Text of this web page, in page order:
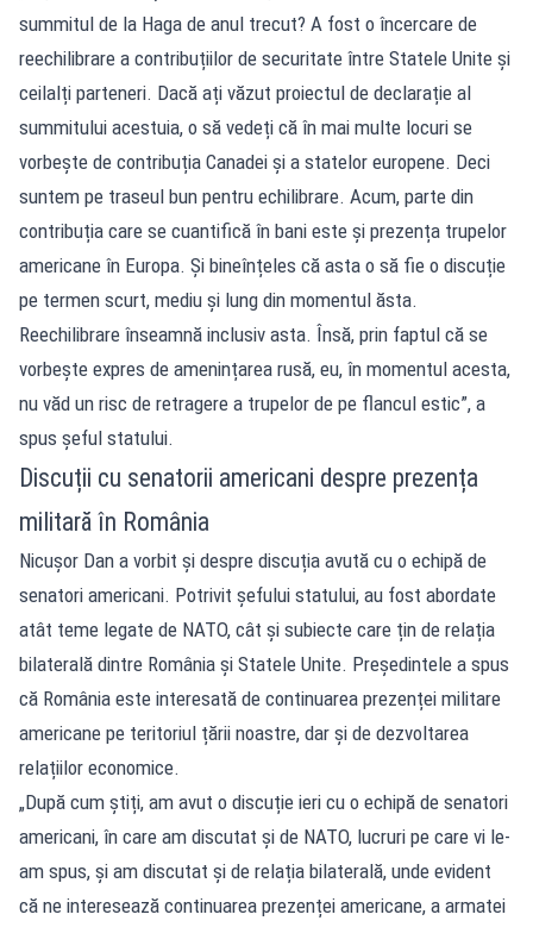
summitul de la Haga de anul trecut? A fost o încercare de
reechilibrare a contribuțiilor de securitate între Statele Unite și
ceilalți parteneri. Dacă ați văzut proiectul de declarație al
summitului acestuia, o să vedeți că în mai multe locuri se
vorbește de contribuția Canadei și a statelor europene. Deci
suntem pe traseul bun pentru echilibrare. Acum, parte din
contribuția care se cuantifică în bani este și prezența trupelor
americane în Europa. Și bineînțeles că asta o să fie o discuție
pe termen scurt, mediu și lung din momentul ăsta.
Reechilibrare înseamnă inclusiv asta. Însă, prin faptul că se
vorbește expres de amenințarea rusă, eu, în momentul acesta,
nu văd un risc de retragere a trupelor de pe flancul estic”, a
spus șeful statului.
Discuții cu senatorii americani despre prezența
militară în România
Nicușor Dan a vorbit și despre discuția avută cu o echipă de
senatori americani. Potrivit șefului statului, au fost abordate
atât teme legate de NATO, cât și subiecte care țin de relația
bilaterală dintre România și Statele Unite. Președintele a spus
că România este interesată de continuarea prezenței militare
americane pe teritoriul țării noastre, dar și de dezvoltarea
relațiilor economice.
„După cum știți, am avut o discuție ieri cu o echipă de senatori
americani, în care am discutat și de NATO, lucruri pe care vi le-
am spus, și am discutat și de relația bilaterală, unde evident
că ne interesează continuarea prezenței americane, a armatei